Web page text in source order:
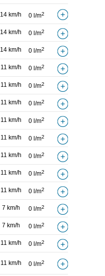
14 km/h 0 l/m2
14 km/h 0 l/m2
14 km/h 0 l/m2
11 km/h 0 l/m2
11 km/h 0 l/m2
11 km/h 0 l/m2
11 km/h 0 l/m2
11 km/h 0 l/m2
11 km/h 0 l/m2
11 km/h 0 l/m2
11 km/h 0 l/m2
7 km/h 0 l/m2
7 km/h 0 l/m2
11 km/h 0 l/m2
11 km/h 0 l/m2